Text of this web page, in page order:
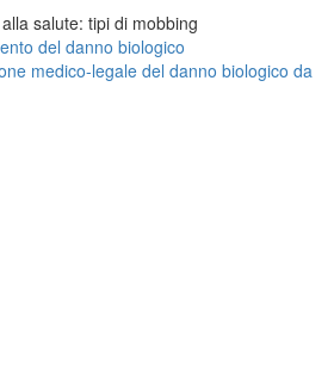
salute: tipi di mobbing
del danno biologico
medico-legale del danno biologico da